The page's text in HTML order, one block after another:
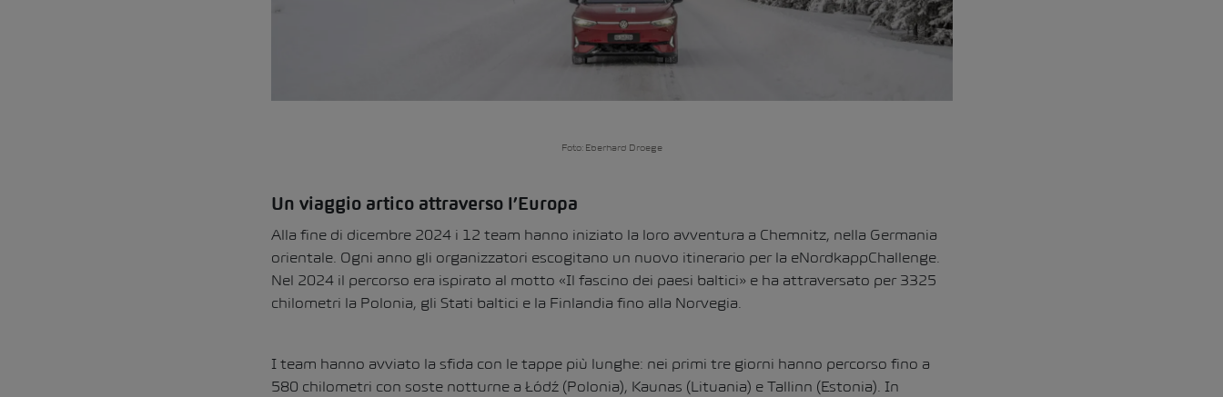
Foto: Eberhard Droege
Un viaggio artico attraverso l’Europa
Alla fine di dicembre 2024 i 12 team hanno iniziato la loro avventura a Chemnitz, nella Germania
orientale. Ogni anno gli organizzatori escogitano un nuovo itinerario per la eNordkappChallenge.
Nel 2024 il percorso era ispirato al motto «Il fascino dei paesi baltici» e ha attraversato per 3325
chilometri la Polonia, gli Stati baltici e la Finlandia fino alla Norvegia.
I team hanno avviato la sfida con le tappe più lunghe: nei primi tre giorni hanno percorso fino a
580 chilometri con soste notturne a Łódź (Polonia), Kaunas (Lituania) e Tallinn (Estonia). In